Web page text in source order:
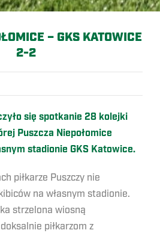
– GKS KATOWICE
2-2
się spotkanie 28 kolejki
Puszcza Niepołomice
stadionie GKS Katowice.
piłkarze Puszczy nie
na własnym stadionie.
strzelona wiosną
piłkarzom z